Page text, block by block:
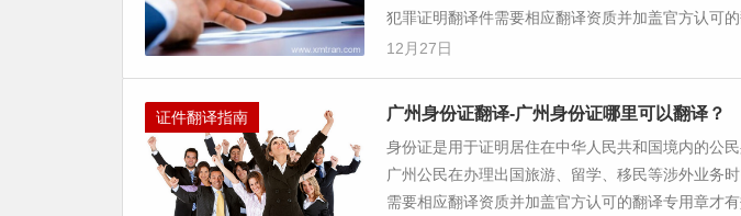
犯罪证明翻译件需要相应翻译资质并加盖官方认可的
12月27日
证件翻译指南 广州身份证翻译-广州身份证哪里可以翻译？
身份证是用于证明居住在中华人民共和国境内的公
广州公民在办理出国旅游、留学、移民等涉外业务
需要相应翻译资质并加盖官方认可的翻译专用章才有